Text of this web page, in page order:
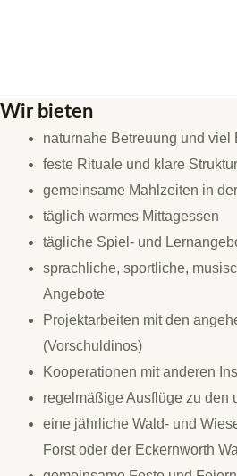
Wir bieten
naturnahe Betreuung und viel
feste Rituale und klare
gemeinsame Mahlzeiten in
täglich warmes Mittagessen
tägliche Spiel- und
sprachliche, sportliche,
Angebote
Projektarbeiten mit den
(Vorschuldinos)
Kooperationen mit anderen
regelmäßige Ausflüge zu den
eine jährliche Wald- und
Forst oder der Eckernworth